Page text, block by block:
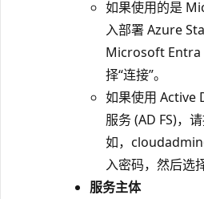
如果使用的是
入部署 Azure
Microsoft Entra
择“连接”。
如果使用 Active
服务 (AD FS)，
如，
入密码，然后选
服务主体